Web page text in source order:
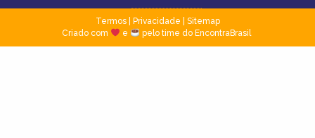
Termos| Privacidade
Sitemap
Criado com
e pelo time do EncontraBrasil